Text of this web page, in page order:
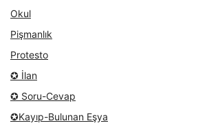
Okul
Pişmanlık
Protesto
✪ İlan
✪ Soru-Cevap
✪Kayıp-Bulunan Eşya